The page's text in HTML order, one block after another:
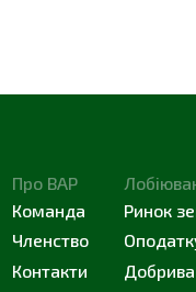
Про ВАР
Команда
Членство
Контакти
Ринок
Добрива